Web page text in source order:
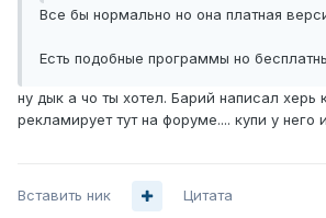
Все бы нормально но она платная
Есть подобные программы но
ну дык а чо ты хотел. Барий написал херь
рекламирует тут на форуме.... купи у него
Вставить ник Цитата